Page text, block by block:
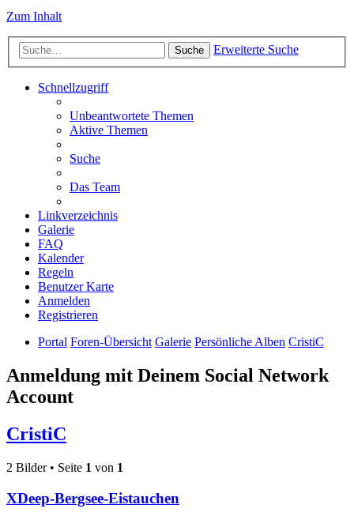
Zum Inhalt
Suche Erweiterte Suche
Schnellzugriff
Unbeantwortete Themen
Aktive Themen
Suche
Das Team
Linkverzeichnis
Galerie
FAQ
Kalender
Regeln
Benutzer Karte
Anmelden
Registrieren
Portal Foren-Übersicht Galerie Persönliche Alben CristiC
Anmeldung mit Deinem Social Network
Account
CristiC
2 Bilder • Seite 1 von 1
XDeep-Bergsee-Eistauchen